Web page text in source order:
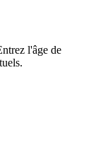
l'âge de